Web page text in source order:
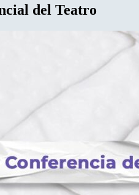
del Teatro